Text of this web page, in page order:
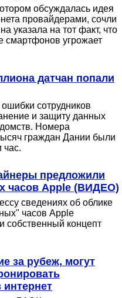
обсуждалась идея
провайдерами, сочли
указала на тот факт, что
смартфонов угрожает
датчан попали
сотрудников
и защиту данных
Номера
граждан Дании были
час.
предложили
часов Apple (ВИДЕО)
сведениях об облике
часов Apple
собственный концепт
за рубеж, могут
интернет